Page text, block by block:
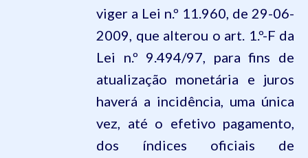
viger a Lei n.º 11.960, de 29-06-
2009, que alterou o art. 1.º-F da
Lei n.º 9.494/97, para fins de
atualização monetária e juros
haverá a incidência, uma única
vez, até o efetivo pagamento,
dos índices oficiais de